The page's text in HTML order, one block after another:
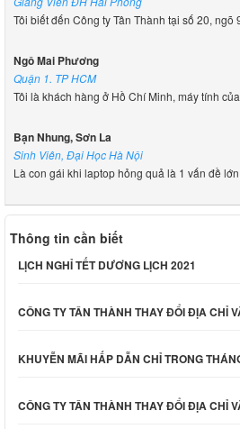
Tôi biết đến Công ty Tân Thành tại số 20, ngõ
Ngô Mai Phương
Quận 1. TP HCM
Tôi là khách hàng ở Hồ Chí Minh, máy tính
Bạn Nhung, Sơn La
Sinh Viên, Đại Học Hà Nội
Là con gái khi laptop hỏng quả là 1 vấn đề
Thông tin cần biết
LỊCH NGHỈ TẾT DƯƠNG LỊCH 2021
CÔNG TY TÂN THÀNH THAY ĐỔI ĐỊA CHỈ
KHUYỄN MÃI HẤP DẪN CHỈ TRONG
CÔNG TY TÂN THÀNH THAY ĐỔI ĐỊA CHỈ